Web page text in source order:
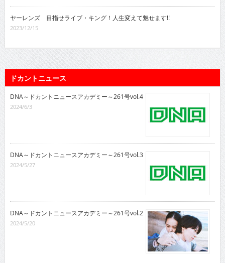
ヤーレンズ 目指せライブ・キング！人生変えて魅せます!!
2023/12/15
ドカントニュース
DNA～ドカントニュースアカデミー～261号vol.4
2024/6/3
DNA～ドカントニュースアカデミー～261号vol.3
2024/5/27
DNA～ドカントニュースアカデミー～261号vol.2
2024/5/20